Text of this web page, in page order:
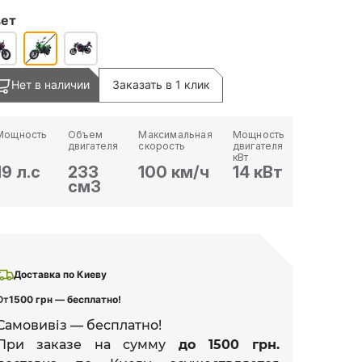
Нет в наличии Заказать в 1 клик
л.с
Объем
двигателя
233
см3
Максимальная
скорость
100 км/ч
Мощность
двигателя
кВт
14 кВт
Доставка по Киеву
1500 грн — бесплатно!
— бесплатно!
заказе на сумму до 1500 грн.